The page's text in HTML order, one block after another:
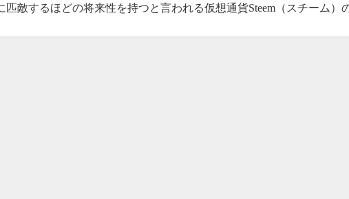
敵するほどの将来性を持つと言われる仮想通貨Steem（スチーム）